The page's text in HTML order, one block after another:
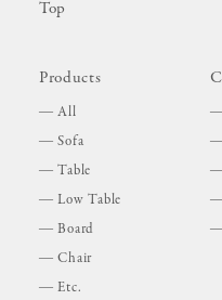
Top
Products
All
Sofa
Table
Low Table
Board
Chair
Etc.